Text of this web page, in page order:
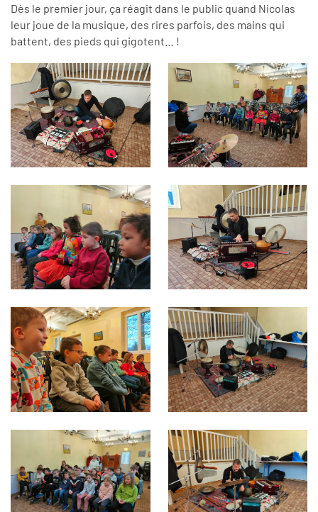
Dès le premier jour, ça réagit dans le public quand Nicolas
leur joue de la musique, des rires parfois, des mains qui
battent, des pieds qui gigotent… !